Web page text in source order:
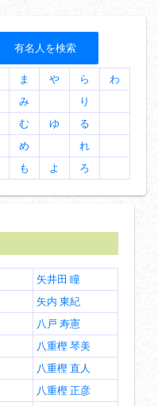
有名人を検索
ま や ら
わ
み
り
む ゆ
る
め
れ
も よ ろ
矢井田 瞳
矢内 東紀
八戸 寿憲
八重樫 琴美
八重樫 直人
八重樫 正彦